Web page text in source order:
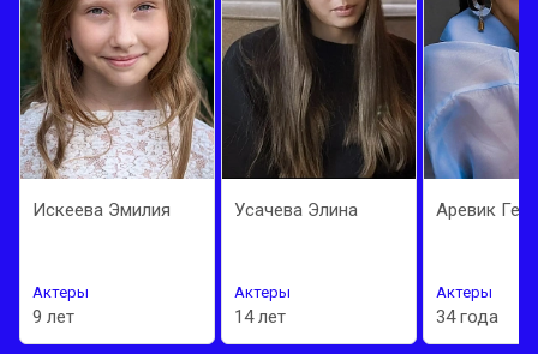
Искеева Эмилия
Актеры
9 лет
Усачева Элина
Актеры
14 лет
Аревик
Актеры
34 года